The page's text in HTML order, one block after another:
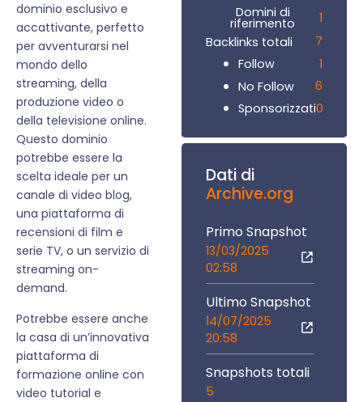
dominio esclusivo e
accattivante, perfetto
per avventurarsi nel
mondo dello
streaming, della
produzione video o
della televisione online.
Questo dominio
potrebbe essere la
scelta ideale per un
canale di video blog,
una piattaforma di
recensioni di film e
serie TV, o un servizio di
streaming on-
demand.
Potrebbe essere anche
la casa di un’innovativa
piattaforma di
formazione online con
video tutorial e
Domini di
riferimento
1
Backlinks totali
7
Follow
1
No Follow
6
Sponsorizzati0
Dati di
Archive.org
Primo Snapshot
13/03/2025
02:58
Ultimo Snapshot
14/07/2025
20:58
Snapshots totali
5